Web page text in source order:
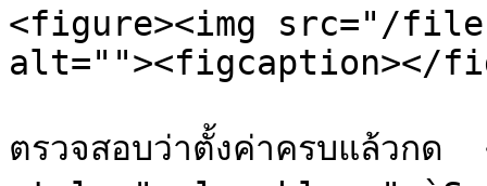
<figure><img src="/files/
alt=""><figcaption></
ตรวจสอบว่าตั้งค่าครบแล้วกด